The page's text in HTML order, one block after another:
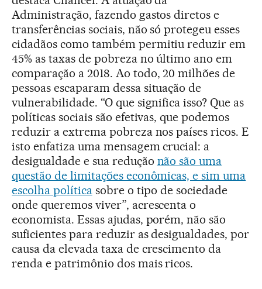
Administração, fazendo gastos diretos e
transferências sociais, não só protegeu esses
cidadãos como também permitiu reduzir em
45% as taxas de pobreza no último ano em
comparação a 2018. Ao todo, 20 milhões de
pessoas escaparam dessa situação de
vulnerabilidade. “O que significa isso? Que as
políticas sociais são efetivas, que podemos
reduzir a extrema pobreza nos países ricos. E
isto enfatiza uma mensagem crucial: a
desigualdade e sua redução não são uma
questão de limitações econômicas, e sim uma
escolha políticasobre o tipo de sociedade
onde queremos viver”, acrescenta o
economista. Essas ajudas, porém, não são
suficientes para reduzir as desigualdades, por
causa da elevada taxa de crescimento da
renda e patrimônio dos mais ricos.